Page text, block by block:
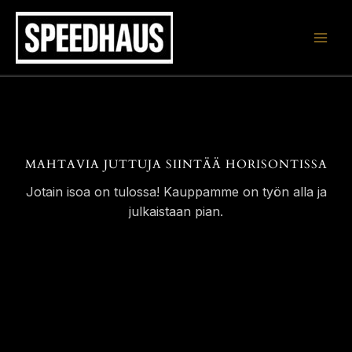
Siirry
sisältöön
MAHTAVIA JUTTUJA SIINTÄÄ HORISONTISSA
Jotain isoa on tulossa! Kauppamme on työn alla ja
julkaistaan pian.